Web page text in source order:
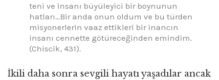
teni ve insanı büyüleyici bir boynunun
hatları…Bir anda onun oldum ve bu türden
misyonerlerin vaaz ettikleri bir inancın
insanı cennette götüreceğinden emindim.
(Chiscik, 431).
İkili daha sonra sevgili hayatı yaşadılar ancak